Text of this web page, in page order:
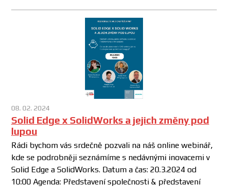
08. 02. 2024
Solid Edge x SolidWorks a jejich změny pod
lupou
Rádi bychom vás srdečně pozvali na náš online webinář,
kde se podrobněji seznámíme s nedávnými inovacemi v
Solid Edge a SolidWorks. Datum a čas: 20.3.2024 od
10:00 Agenda: Představení společnosti & představení